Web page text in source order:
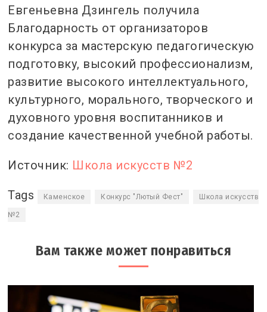
Евгеньевна Дзингель получила
Благодарность от организаторов
конкурса за мастерскую педагогическую
подготовку, высокий профессионализм,
развитие высокого интеллектуального,
культурного, морального, творческого и
духовного уровня воспитанников и
создание качественной учебной работы.
Источник: Школа искусств №2
Tags Каменское Конкурс "Лютый Фест" Школа искусств
№2
Вам также может понравиться